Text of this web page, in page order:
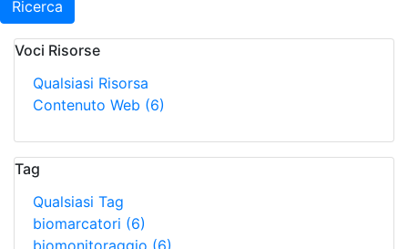
Ricerca
Voci Risorse
Qualsiasi Risorsa
Contenuto Web (6)
Tag
Qualsiasi Tag
biomarcatori (6)
biomonitoraggio (6)